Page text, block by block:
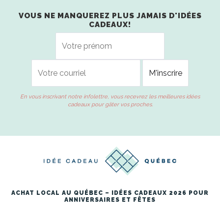
VOUS NE MANQUEREZ PLUS JAMAIS D'IDÉES
CADEAUX!
En vous inscrivant notre infolettre, vous recevrez les meilleures idées
cadeaux pour gâter vos proches.
ACHAT LOCAL AU QUÉBEC – IDÉES CADEAUX 2026 POUR
ANNIVERSAIRES ET FÊTES